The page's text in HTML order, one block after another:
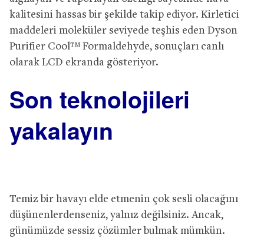
kalitesini hassas bir şekilde takip ediyor. Kirletici
maddeleri moleküler seviyede teşhis eden Dyson
Purifier Cool™ Formaldehyde, sonuçları canlı
olarak LCD ekranda gösteriyor.
Son teknolojileri
yakalayın
Temiz bir havayı elde etmenin çok sesli olacağını
düşünenlerdenseniz, yalnız değilsiniz. Ancak,
günümüzde sessiz çözümler bulmak mümkün.